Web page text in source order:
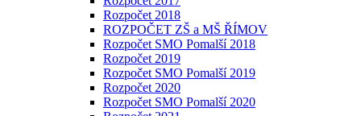
Rozpočet 2018
ROZPOČET ZŠ a MŠ ŘÍMOV
Rozpočet SMO Pomalší 2018
Rozpočet 2019
Rozpočet SMO Pomalší 2019
Rozpočet 2020
Rozpočet SMO Pomalší 2020